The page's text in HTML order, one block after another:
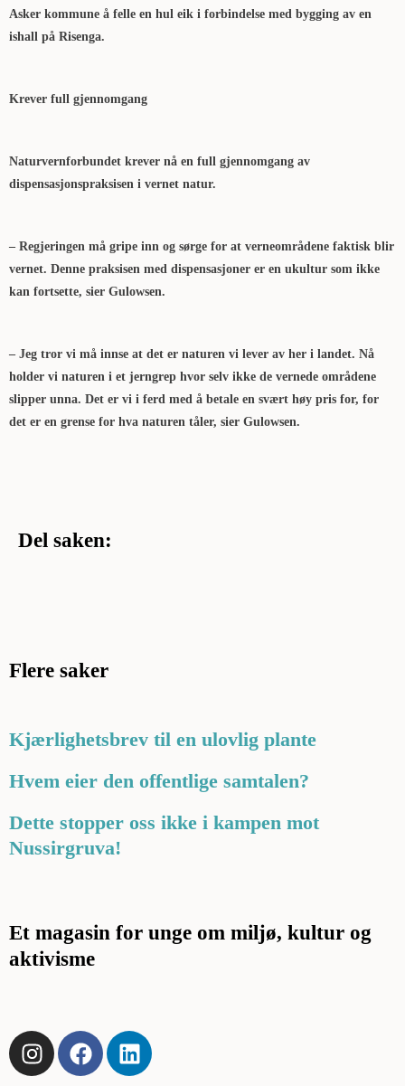
Asker kommune å felle en hul eik i forbindelse med bygging av en
ishall på Risenga.
Krever full gjennomgang
Naturvernforbundet krever nå en full gjennomgang av
dispensasjonspraksisen i vernet natur.
– Regjeringen må gripe inn og sørge for at verneområdene faktisk blir
vernet. Denne praksisen med dispensasjoner er en ukultur som ikke
kan fortsette, sier Gulowsen.
– Jeg tror vi må innse at det er naturen vi lever av her i landet. Nå
holder vi naturen i et jerngrep hvor selv ikke de vernede områdene
slipper unna. Det er vi i ferd med å betale en svært høy pris for, for
det er en grense for hva naturen tåler, sier Gulowsen.
Del saken:
Flere saker
Kjærlighetsbrev til en ulovlig plante
Hvem eier den offentlige samtalen?
Dette stopper oss ikke i kampen mot
Nussirgruva!
Et magasin for unge om miljø, kultur og
aktivisme
I
n
F
a
L
i